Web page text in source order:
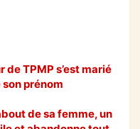
TPMP s’est marié
prénom
de sa femme, un